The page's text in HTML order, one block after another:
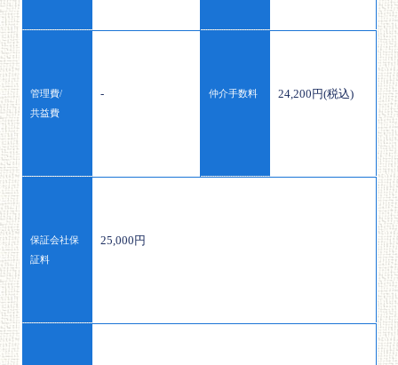
管理費/
共益費
- 仲介手数料 24,200円(税込)
保証会社保
証料
25,000円